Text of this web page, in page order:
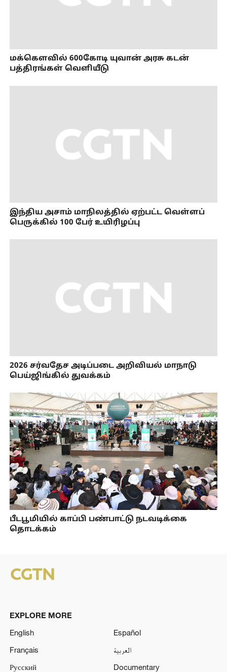
மக்கெளவில் 600கோடி யுவான் அரசு கடன்
பத்திரங்கள் வெளியீடு
இந்திய அசாம் மாநிலத்தில் ஏற்பட்ட வெள்ளப்
பெருக்கில் 100 பேர் உயிரிழப்பு
2026 சர்வதேச அடிப்படை அறிவியல் மாநாடு
பெய்ஜிங்கில் துவக்கம்
பீடபூமியில் காப்பி பண்பாட்டு நடவடிக்கை
தொடக்கம்
EXPLORE MORE
English
Español
Français
العربية
Русский
Documentary